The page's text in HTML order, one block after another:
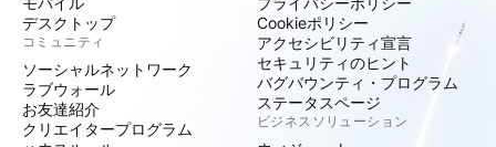
デスクトップ
コミュニティ
ソーシャルネットワーク
ラブウォール
お友達紹介
クリエイタープログラム
Cookieポリシー
アクセシビリティ宣言
セキュリティのヒント
バグバウンティ・プログラム
ステータスページ
ビジネスソリューション